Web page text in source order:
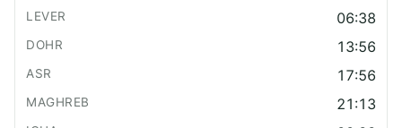
06:38
13:56
17:56
21:13